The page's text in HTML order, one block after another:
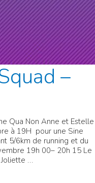
–
Qua Non Anne et Estelle
à 19H pour une Sine
5/6km de running et du
19h 00– 20h 15 Le
…